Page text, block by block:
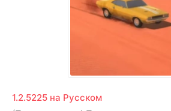
1.2.5225 на Русском